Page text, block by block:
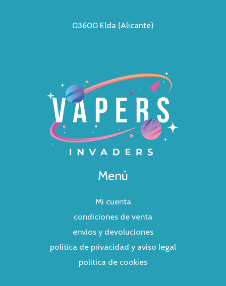
03600 Elda (Alicante)
Menú
Mi cuenta
condiciones de venta
envios y devoluciones
politica de privacidad y aviso legal
politica de cookies